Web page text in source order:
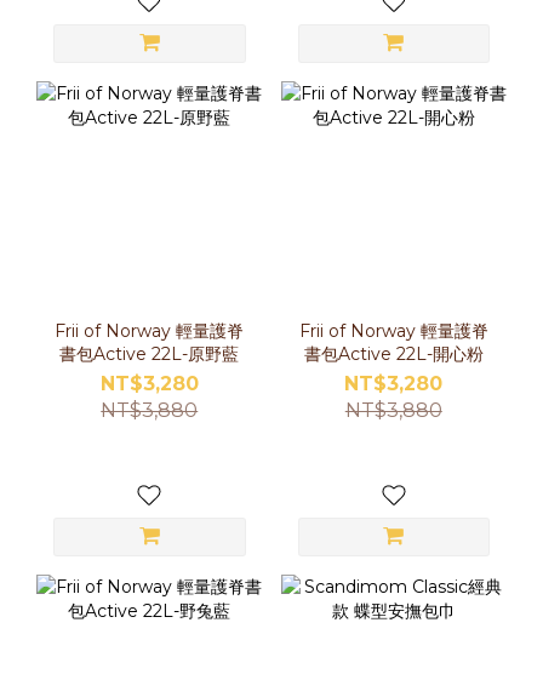
Frii of Norway 輕量護脊
書包Active 22L-原野藍
NT$3,280
NT$3,880
Frii of Norway 輕量護脊
書包Active 22L-開心粉
NT$3,280
NT$3,880